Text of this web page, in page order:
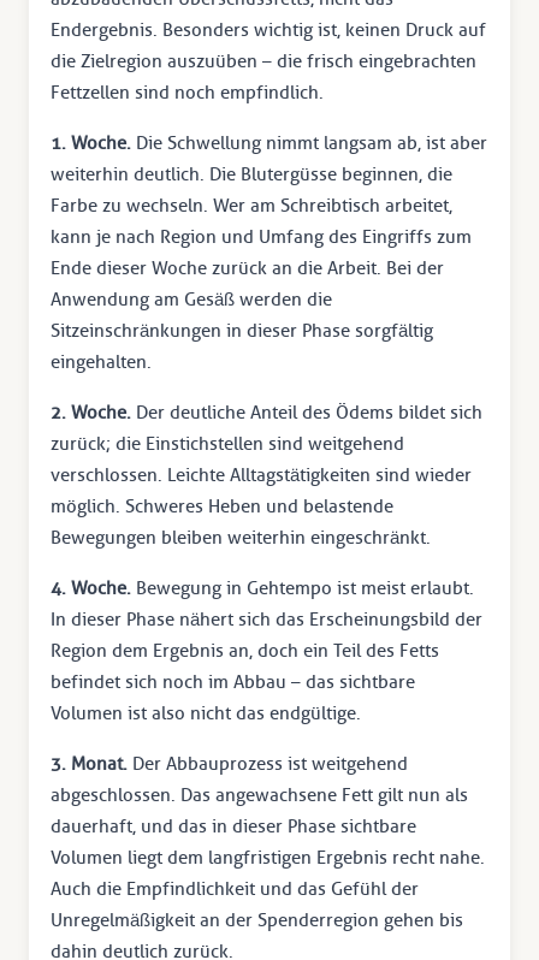
Endergebnis. Besonders wichtig ist, keinen Druck auf
die Zielregion auszuüben – die frisch eingebrachten
Fettzellen sind noch empfindlich.
1. Woche. Die Schwellung nimmt langsam ab, ist aber
weiterhin deutlich. Die Blutergüsse beginnen, die
Farbe zu wechseln. Wer am Schreibtisch arbeitet,
kann je nach Region und Umfang des Eingriffs zum
Ende dieser Woche zurück an die Arbeit. Bei der
Anwendung am Gesäß werden die
Sitzeinschränkungen in dieser Phase sorgfältig
eingehalten.
2. Woche. Der deutliche Anteil des Ödems bildet sich
zurück; die Einstichstellen sind weitgehend
verschlossen. Leichte Alltagstätigkeiten sind wieder
möglich. Schweres Heben und belastende
Bewegungen bleiben weiterhin eingeschränkt.
4. Woche. Bewegung in Gehtempo ist meist erlaubt.
In dieser Phase nähert sich das Erscheinungsbild der
Region dem Ergebnis an, doch ein Teil des Fetts
befindet sich noch im Abbau – das sichtbare
Volumen ist also nicht das endgültige.
3. Monat. Der Abbauprozess ist weitgehend
abgeschlossen. Das angewachsene Fett gilt nun als
dauerhaft, und das in dieser Phase sichtbare
Volumen liegt dem langfristigen Ergebnis recht nahe.
Auch die Empfindlichkeit und das Gefühl der
Unregelmäßigkeit an der Spenderregion gehen bis
dahin deutlich zurück.